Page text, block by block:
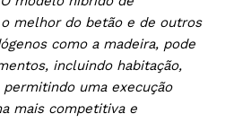
melhor do betão e de outros
como a madeira, pode
incluindo habitação,
uma execução
mais competitiva e